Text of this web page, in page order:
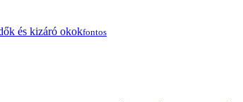
és kizáró okokfontos